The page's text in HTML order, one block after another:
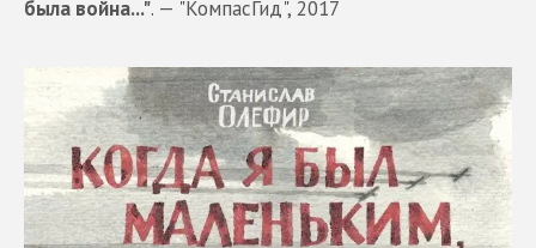
была война...". — "КомпасГид", 2017